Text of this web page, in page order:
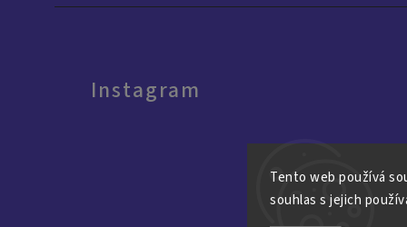
Tento web používá
souhlas s jejich
Instagram